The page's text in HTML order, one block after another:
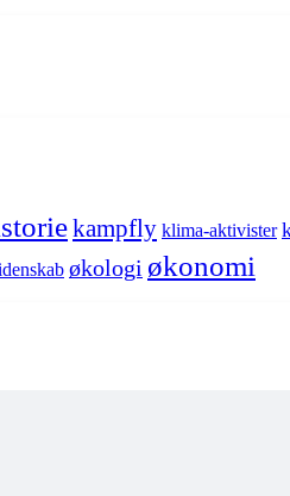
kampfly klima-aktivister
økologi økonomi